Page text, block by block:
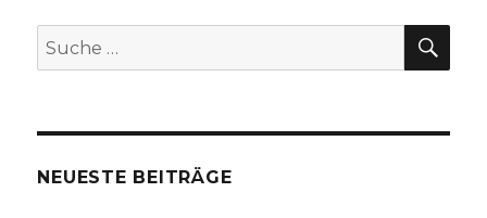
Suche
nach:
NEUESTE BEITRÄGE